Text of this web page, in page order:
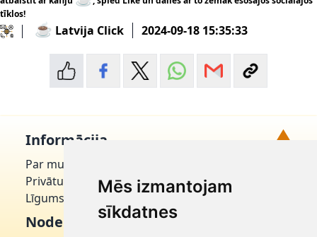
Mēs izmantojam
sīkdatnes
tīklos!
☕ Latvija Click 2024-09-18 15:35:33
▲
Informācija
Par mums
Privātuma politika
Līgums par domēnu
Noderīgi